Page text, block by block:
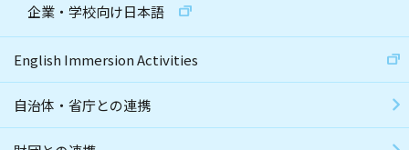
企業・学校向け日本語
English Immersion Activities
自治体・省庁との連携